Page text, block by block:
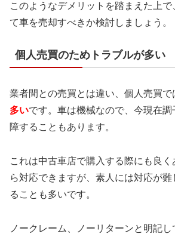
このようなデメリットを踏まえた上
て車を売却すべきか検討しましょう。
個人売買のためトラブルが多い
業者間との売買とは違い、個人売買で
多いです。車は機械なので、今現在
障することもあります。
これは中古車店で購入する際にも良
ら対応できますが、素人には対応が
ることも多いです。
ノークレーム、ノーリターンと明記